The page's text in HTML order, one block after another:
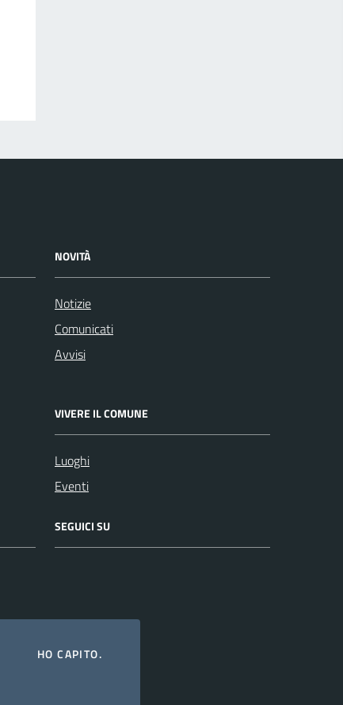
NOVITÀ
Notizie
Comunicati
Avvisi
VIVERE IL COMUNE
Luoghi
Eventi
SEGUICI SU
HO CAPITO.